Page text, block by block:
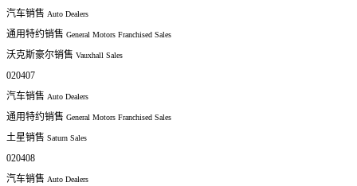
汽车销售 Auto Dealers
通用特约销售 General Motors Franchised Sales
沃克斯豪尔销售 Vauxhall Sales
020407
汽车销售 Auto Dealers
通用特约销售 General Motors Franchised Sales
土星销售 Saturn Sales
020408
汽车销售 Auto Dealers